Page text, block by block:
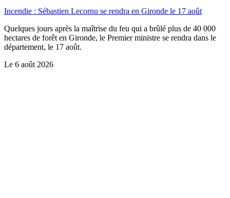
Incendie : Sébastien Lecornu se rendra en Gironde le 17 août
Quelques jours après la maîtrise du feu qui a brûlé plus de 40 000
hectares de forêt en Gironde, le Premier ministre se rendra dans le
département, le 17 août.
Le 6 août 2026